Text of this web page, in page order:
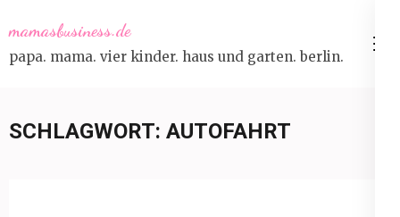
to
content
mamasbusiness.de
papa. mama. vier kinder. haus und garten. berlin.
SCHLAGWORT: AUTOFAHRT